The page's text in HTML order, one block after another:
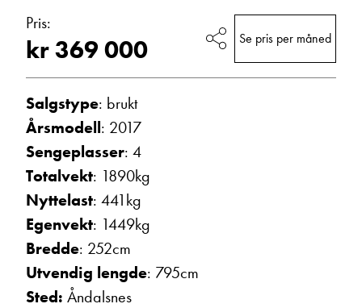
Hjalmar Fredriksen
Vis telefon
Pris:
kr 369 000 Se pris per måned
Salgstype: brukt
Årsmodell: 2017
Sengeplasser: 4
Totalvekt: 1890kg
Nyttelast: 441kg
Egenvekt: 1449kg
Bredde: 252cm
Utvendig lengde: 795cm
Sted: Åndalsnes